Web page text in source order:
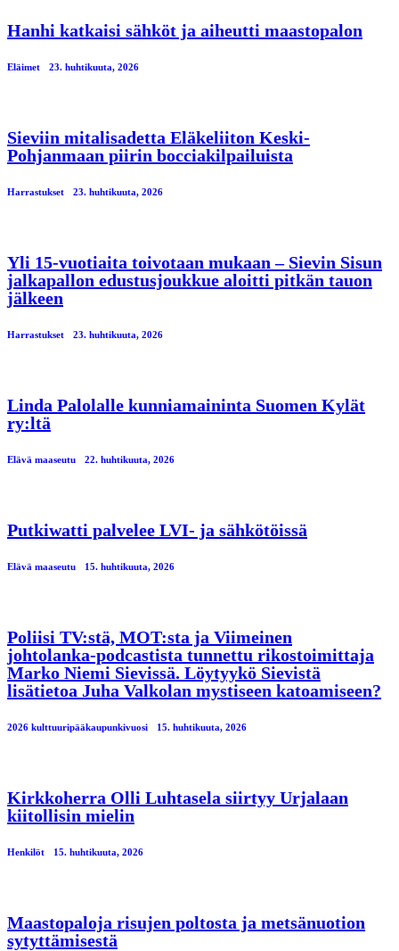
Hanhi katkaisi sähköt ja aiheutti maastopalon
Eläimet 23. huhtikuuta, 2026
Sieviin mitalisadetta Eläkeliiton Keski-
Pohjanmaan piirin bocciakilpailuista
Harrastukset 23. huhtikuuta, 2026
Yli 15-vuotiaita toivotaan mukaan – Sievin Sisun
jalkapallon edustusjoukkue aloitti pitkän tauon
jälkeen
Harrastukset 23. huhtikuuta, 2026
Linda Palolalle kunniamaininta Suomen Kylät
ry:ltä
Elävä maaseutu 22. huhtikuuta, 2026
Putkiwatti palvelee LVI- ja sähkötöissä
Elävä maaseutu 15. huhtikuuta, 2026
Poliisi TV:stä, MOT:sta ja Viimeinen
johtolanka-podcastista tunnettu rikostoimittaja
Marko Niemi Sievissä. Löytyykö Sievistä
lisätietoa Juha Valkolan mystiseen katoamiseen?
2026 kulttuuripääkaupunkivuosi 15. huhtikuuta, 2026
Kirkkoherra Olli Luhtasela siirtyy Urjalaan
kiitollisin mielin
Henkilöt 15. huhtikuuta, 2026
Maastopaloja risujen poltosta ja metsänuotion
sytyttämisestä